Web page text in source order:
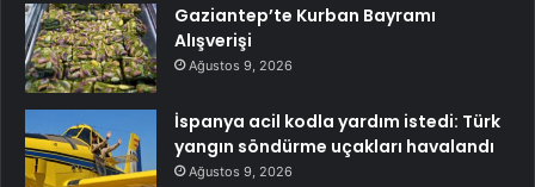
Gaziantep’te Kurban Bayramı
Alışverişi
Ağustos 9, 2026
İspanya acil kodla yardım istedi: Türk
yangın söndürme uçakları havalandı
Ağustos 9, 2026